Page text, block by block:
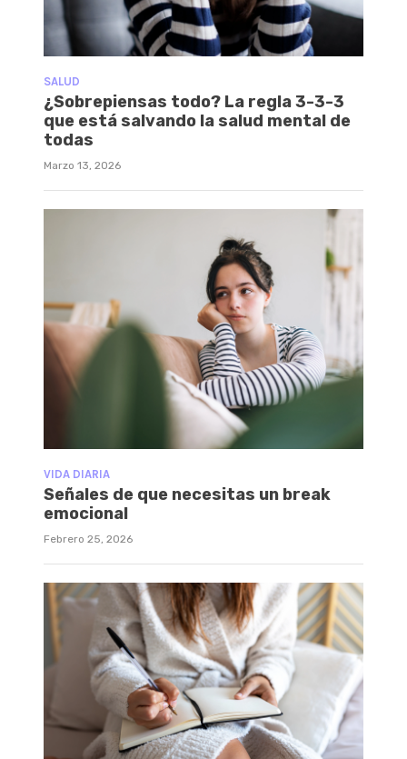
SALUD
¿Sobrepiensas todo? La regla 3-3-3
que está salvando la salud mental de
todas
Marzo 13, 2026
VIDA DIARIA
Señales de que necesitas un break
emocional
Febrero 25, 2026